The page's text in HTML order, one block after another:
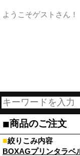
ようこそゲストさん！
■商品のご注文
■絞りこみ内容
BOXAGプリンタラベ